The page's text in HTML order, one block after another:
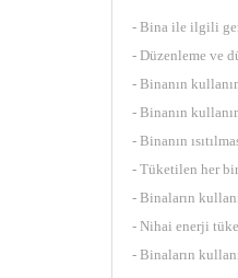
- Bina ile ilgili
- Düzenleme ve
- Binanın
- Binanın
- Binanın
- Tüketilen her
- Binaların
- Nihai enerji
- Binaların